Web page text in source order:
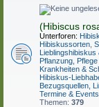
(Hibiscus
Unterforen:
Hibiskussorten
Pflanzung,
Krankheiten &
Hibiskus-
Bezugsquellen,
Termine & Events
Themen: 379